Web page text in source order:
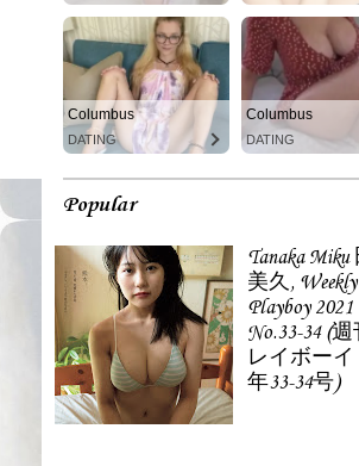
Columbus
DATING
Columbus
DATING
Popular
Tanaka Miku
美久, Weekly
Playboy 2021
No.33-34 (
レイボーイ
年33-34号)